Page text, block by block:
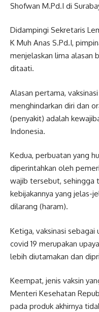
Shofwan M.Pd.I di
Didampingi Sekretaris
K Muh Anas S.Pd.I,
menjelaskan lima alasan
ditaati.
Alasan pertama,
menghindarkan diri dan
(penyakit) adalah
Indonesia.
Kedua, perbuatan yang
diperintahkan oleh
wajib tersebut, sehingga
kebijakannya yang jelas-
dilarang (haram).
Ketiga, vaksinasi
covid 19 merupakan
lebih diutamakan dan
Keempat, jenis vaksin
Menteri Kesehatan
pada produk akhirnya